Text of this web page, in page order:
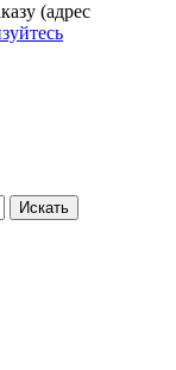
(адрес
Искать